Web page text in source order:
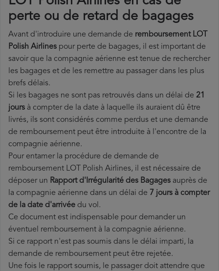
perte ou de retard de bagages
Avant d'introduire une demande de remboursement LOT
Polish Airlines pour perte de bagages, il est important de
savoir que la compagnie aérienne est tenue de rechercher
les bagages et de les remettre au passager dans les plus
brefs délais.
Si les bagages ne sont pas retrouvés dans un délai de 21
jours à compter de la date à laquelle ils auraient dû être
livrés, ils sont considérés comme perdus et une demande
de remboursement peut être introduite à l'encontre de la
compagnie aérienne.
Pour entamer la procédure de demande de
remboursement LOT Polish Airlines, il est nécessaire de
déposer un Rapport d'Irrégularité des Bagages auprès de
la compagnie aérienne dans un délai de 7 jours à compter
de la date d'arrivée du vol.
Ce document est indispensable pour demander un
éventuel remboursement à la compagnie aérienne.
Si ce rapport n'est pas soumis dans le délai imparti, la
demande de remboursement peut être rejetée.
Une fois le rapport soumis, le passager doit attendre que